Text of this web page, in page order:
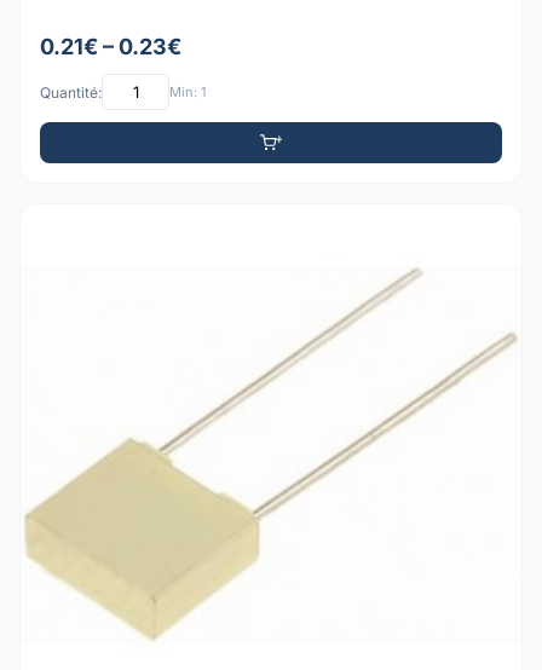
0.21€ – 0.23€
Quantité: Min: 1